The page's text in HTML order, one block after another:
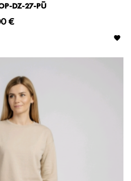
DZ-27-PŪ
€
